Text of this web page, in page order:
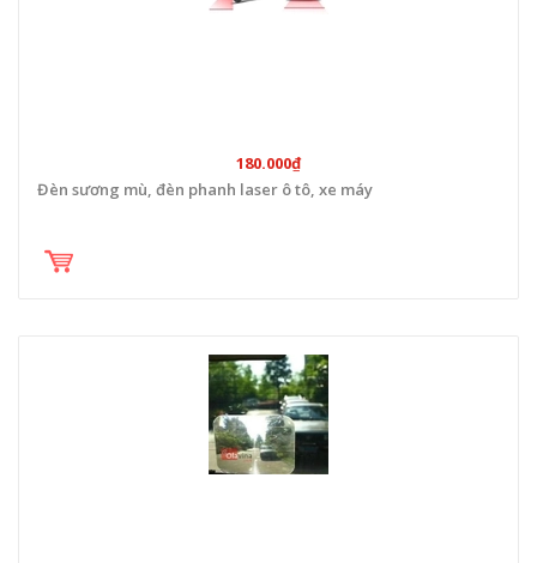
180.000₫
Đèn sương mù, đèn phanh laser ô tô, xe máy